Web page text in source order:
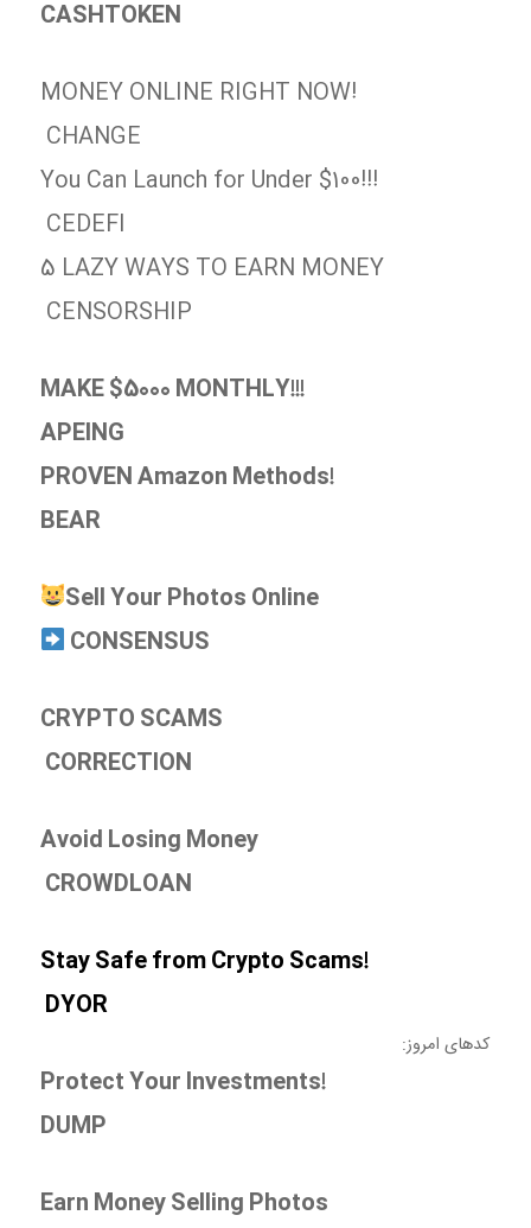
CASHTOKEN
MONEY ONLINE RIGHT NOW!
CHANGE
You Can Launch for Under $100!!!
CEDEFI
5 LAZY WAYS TO EARN MONEY
CENSORSHIP
MAKE $5000 MONTHLY!!!
APEING
PROVEN Amazon Methods!
BEAR
Sell Your Photos Online
CONSENSUS
CRYPTO SCAMS
CORRECTION
Avoid Losing Money
CROWDLOAN
Stay Safe from Crypto Scams!
DYOR
کدهای امروز:
Protect Your Investments!
DUMP
Earn Money Selling Photos